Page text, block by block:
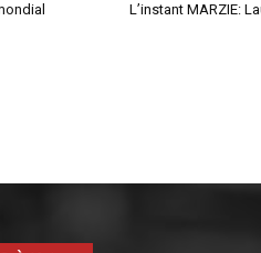
L’instant MARZIE: